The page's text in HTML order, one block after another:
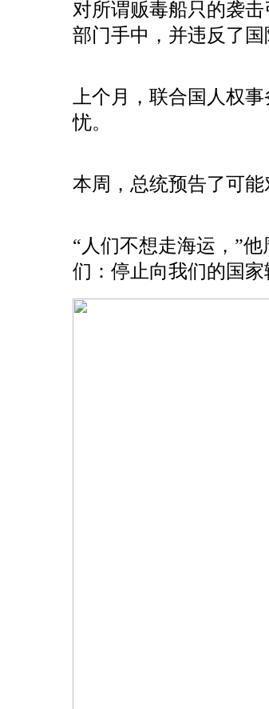
对所谓贩毒船只的袭
部门手中，并违反了国
上个月，联合国人权
忧。
本周，总统预告了可
“人们不想走海运，”
们：停止向我们的国家